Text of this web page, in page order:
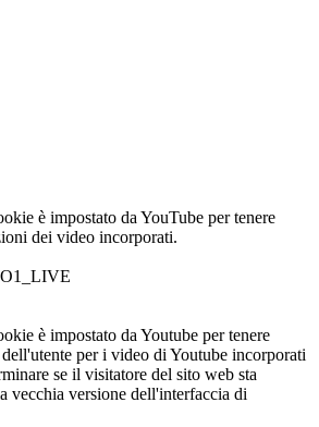
è impostato da YouTube per tenere
dei video incorporati.
è impostato da Youtube per tenere
per i video di Youtube incorporati
se il visitatore del sito web sta
vecchia versione dell'interfaccia di